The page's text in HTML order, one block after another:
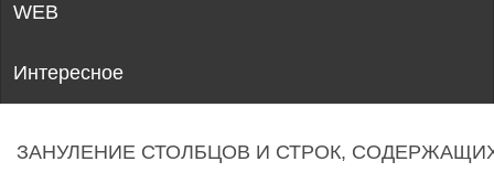
WEB
Интересное
ЗАНУЛЕНИЕ СТОЛБЦОВ И СТРОК,